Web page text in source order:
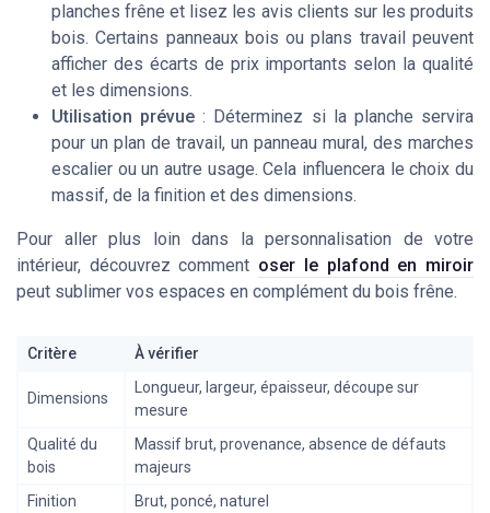
planches frêne et lisez les avis clients sur les produits
bois. Certains panneaux bois ou plans travail peuvent
afficher des écarts de prix importants selon la qualité
et les dimensions.
Utilisation prévue : Déterminez si la planche servira
pour un plan de travail, un panneau mural, des marches
escalier ou un autre usage. Cela influencera le choix du
massif, de la finition et des dimensions.
Pour aller plus loin dans la personnalisation de votre
intérieur, découvrez comment oser le plafond en miroir
peut sublimer vos espaces en complément du bois frêne.
Critère À vérifier
Dimensions
Longueur, largeur, épaisseur, découpe sur
mesure
Qualité du
bois
Massif brut, provenance, absence de défauts
majeurs
Finition
Brut, poncé, naturel